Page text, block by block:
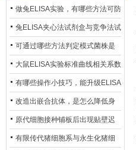
做兔ELISA实验，有哪些方法可防
止平台效应发生？
兔ELISA夹心法试剂盒与竞争法试
剂盒，适用检测场景存在哪些差
异？
可通过哪些方法判定模式菌株是
否存在杂菌污染？
大鼠ELISA实验标准曲线相关系数
偏低，可从哪些维度开展问题排
查？
有哪些操作小技巧，能升级ELISA
的LOD与LOQ性能？
改造出嵌合抗体，是怎么降低身
体生成抗鼠抗体（HAMA）的？
原代细胞接种铺板后出现贴壁迟
缓、悬浮细胞数量偏多的现象的
有限传代猪细胞系与永生化猪细